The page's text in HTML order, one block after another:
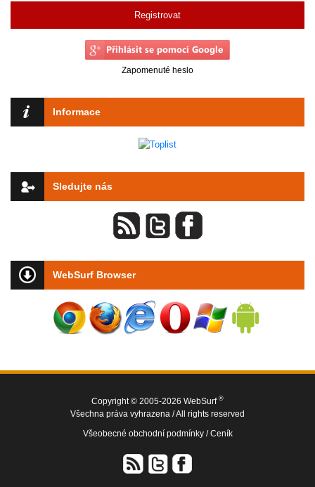
Registrovat
Zapomenuté heslo
Informace
Sledujte nás
WebSurf Browser
Copyright © 2005-2026 WebSurf ®
Všechna práva vyhrazena / All rights reserved
Všeobecné obchodní podmínky /Ceník